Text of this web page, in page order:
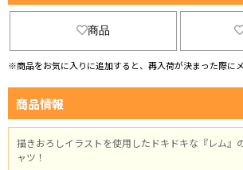
商品
※商品をお気に入りに追加すると、再入荷が決まった際にメ
商品情報
描きおろしイラストを使用したドキドキな『レム』
ャツ！